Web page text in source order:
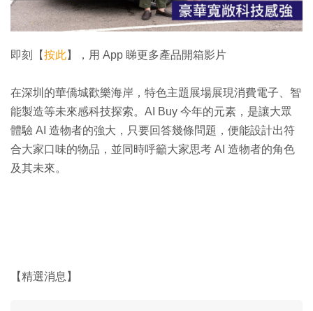
影
片
即刻【按此】，用 App 睇更多產品開箱影片
在深圳的華僑城歡樂海岸，特色主題展場展現消費電子、智
能製造等未來感科技探索。AI Buy 今年的元素，是讓大眾
體驗 AI 造物者的強大，只要回答幾條問題，便能設計出符
合大家口味的物品，並同時呼籲大家思考 AI 造物者的角色
及其未來。
【精選消息】